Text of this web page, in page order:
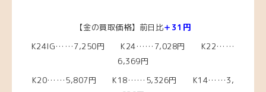
【金の買取価格】前日比＋31円
K24IG……7,250円 K24……7,028円 K22……
6,369円
K20……5,807円 K18……5,326円 K14……3,